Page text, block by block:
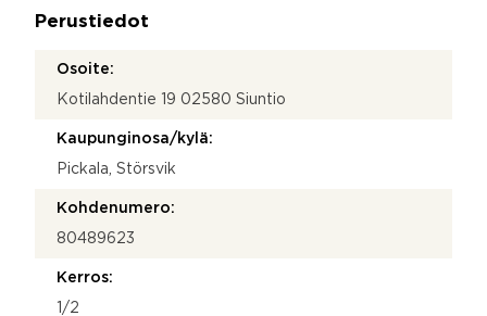
*
Perustiedot
Osoite:
Kotilahdentie 19 02580 Siuntio
Kaupunginosa/kylä:
Pickala, Störsvik
Kohdenumero:
80489623
Kerros:
1/2